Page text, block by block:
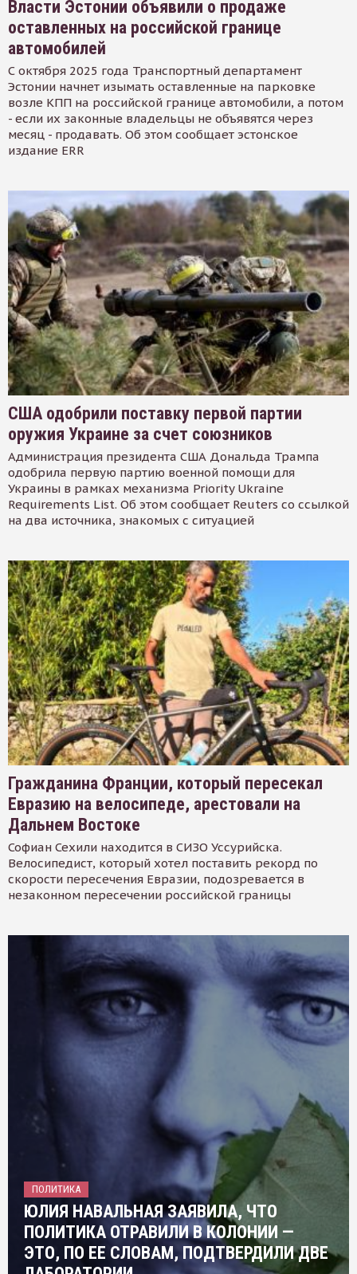
Власти Эстонии объявили о продаже
оставленных на российской границе
автомобилей
С октября 2025 года Транспортный департамент
Эстонии начнет изымать оставленные на парковке
возле КПП на российской границе автомобили, а потом
- если их законные владельцы не объявятся через
месяц - продавать. Об этом сообщает эстонское
издание ERR
США одобрили поставку первой партии
оружия Украине за счет союзников
Администрация президента США Дональда Трампа
одобрила первую партию военной помощи для
Украины в рамках механизма Priority Ukraine
Requirements List. Об этом сообщает Reuters со ссылкой
на два источника, знакомых с ситуацией
Гражданина Франции, который пересекал
Евразию на велосипеде, арестовали на
Дальнем Востоке
Софиан Сехили находится в СИЗО Уссурийска.
Велосипедист, который хотел поставить рекорд по
скорости пересечения Евразии, подозревается в
незаконном пересечении российской границы
ПОЛИТИКА
ЮЛИЯ НАВАЛЬНАЯ ЗАЯВИЛА, ЧТО
ПОЛИТИКА ОТРАВИЛИ В КОЛОНИИ —
ЭТО, ПО ЕЕ СЛОВАМ, ПОДТВЕРДИЛИ ДВЕ